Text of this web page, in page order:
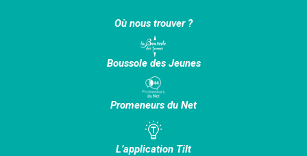
Où nous trouver ?
Boussole des Jeunes
Promeneurs du Net
L’application Tilt